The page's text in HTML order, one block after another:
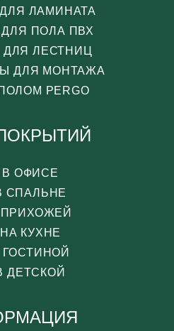
ЛАМИНАТА
ПОЛА ПВХ
ЛЕСТНИЦ
ДЛЯ МОНТАЖА
PERGO
В ОФИСЕ
СПАЛЬНЕ
КУХНЕ
ГОСТИНОЙ
ДЕТСКОЙ